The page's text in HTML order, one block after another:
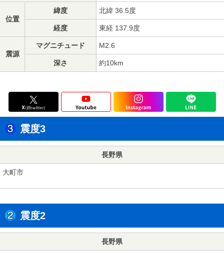
位置
緯度 北緯 36.5度
経度 東経 137.9度
震源
マグニチュード M2.6
深さ 約10km
震度3
長野県
大町市
震度2
長野県